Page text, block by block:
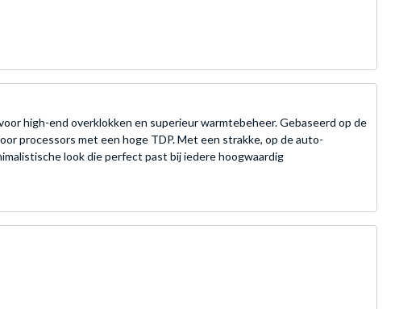
high-end overklokken en superieur warmtebeheer. Gebaseerd op de
processors met een hoge TDP. Met een strakke, op de auto-
look die perfect past bij iedere hoogwaardig